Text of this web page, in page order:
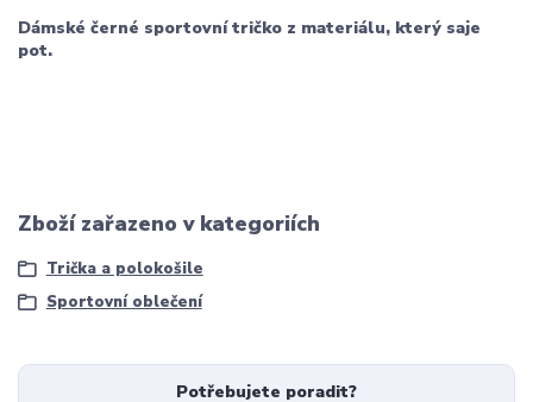
Dámské černé sportovní tričko z materiálu, který saje
pot.
Zboží zařazeno v kategoriích
Trička a polokošile
Sportovní oblečení
Potřebujete poradit?